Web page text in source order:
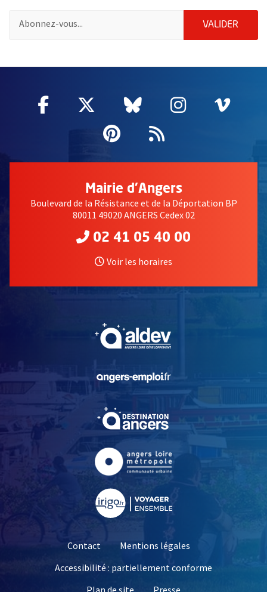
VALIDER
Facebook
, Ouvre une nouvelle fenêtre
Twitter
, Ouvre une nouvelle
Bluesky
, Ouvre une
Instagram
, Ouvre
,
Pinterest
, Ouvre une
Flux RSS
Mairie d'Angers
Boulevard de la Résistance et de la Déportation BP
80011 49020 ANGERS Cedex 02
02 41 05 40 00
Voir les horaires
, Ouvre une nouvelle
, Ouvre une nouvelle
Contact
Mentions légales
Accessibilité : partiellement conforme
Plan de site
Presse